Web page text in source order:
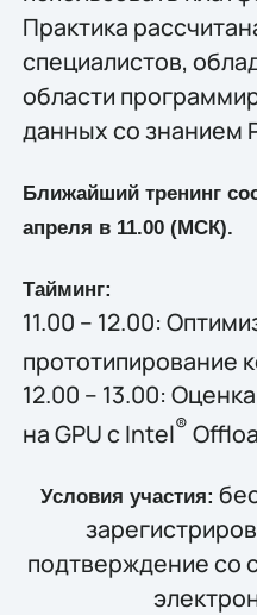
Практика
специалистов,
области
данных со знанием
Ближайший тренинг
апреля в 11.00 (МСК).
Тайминг:
11.00 – 12.00:
прототипирование
12.00 – 13.00:
на GPU с Intel®
Условия участия:
подтверждение со